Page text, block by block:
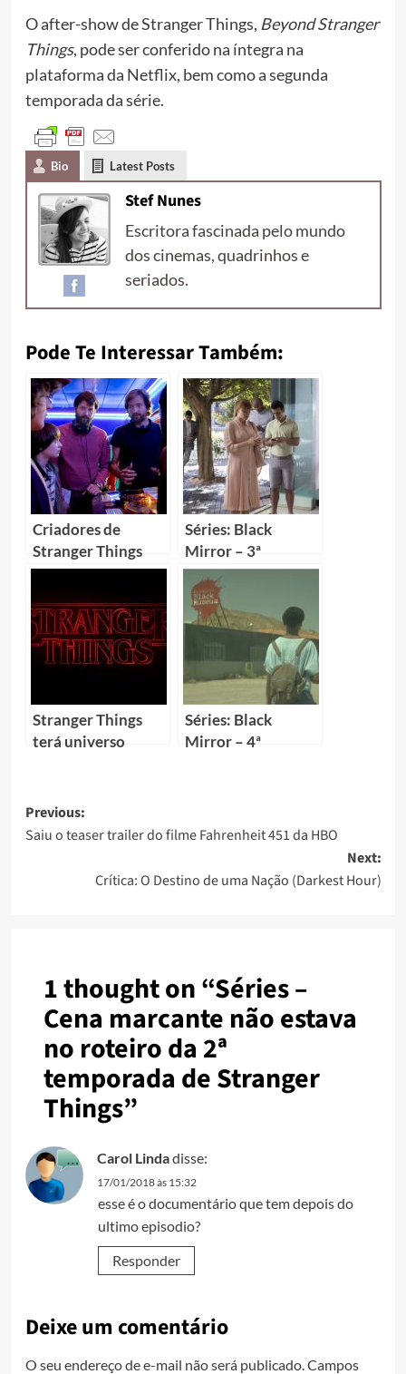
O after-show de Stranger Things, Beyond Stranger
Things, pode ser conferido na íntegra na
plataforma da Netflix, bem como a segunda
temporada da série.
Bio Latest Posts
Stef Nunes
Escritora fascinada pelo mundo
dos cinemas, quadrinhos e
seriados.
Pode Te Interessar Também:
Criadores de
Stranger Things
“não” abandonarão
temporada
Séries: Black
Mirror – 3ª
Temporada
Stranger Things
terá universo
Séries: Black
Mirror – 4ª
Previous:
Saiu o teaser trailer do filme Fahrenheit 451 da HBO
Next:
Crítica: O Destino de uma Nação (Darkest Hour)
1 thought on “Séries –
Cena marcante não estava
no roteiro da 2ª
temporada de Stranger
Things”
Carol Lindadisse:
17/01/2018 às 15:32
esse é o documentário que tem depois do
ultimo episodio?
Responder
Deixe um comentário
O seu endereço de e-mail não será publicado. Campos